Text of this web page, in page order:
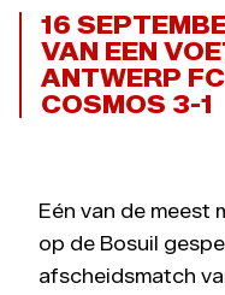
16
VAN EEN
ANTWERP
COSMOS 3-1
Eén van de meest
op de Bosuil
afscheidsmatch